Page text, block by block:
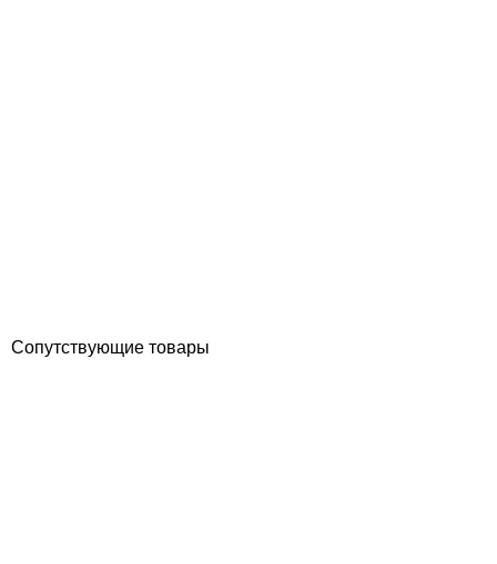
Сопутствующие товары